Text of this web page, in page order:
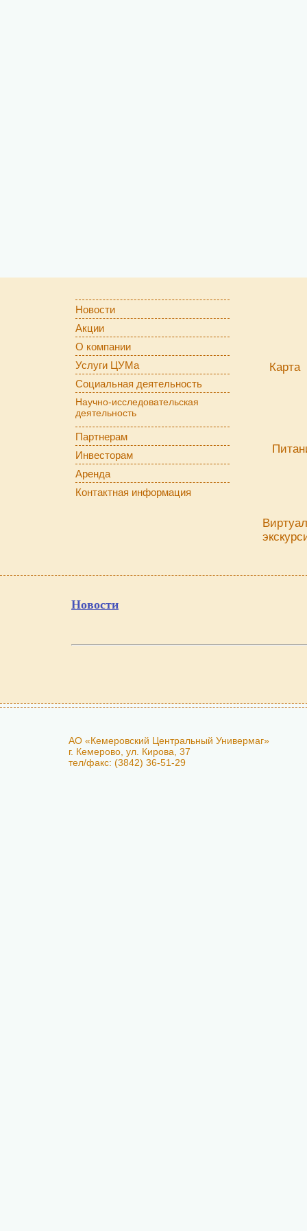
Карта
Новости
Новости
Акции
О компании
Услуги ЦУМа
Социальная деятельность
Научно-исследовательская
деятельность
Партнерам
Инвесторам
Аренда
Контактная информация
АО «Кемеровский Центральный Универмаг»
г. Кемерово, ул. Кирова, 37
тел/факс: (3842) 36-51-29